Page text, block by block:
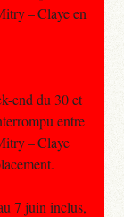
– Claye en
end du 30 et
entre
– Claye
7 juin inclus,